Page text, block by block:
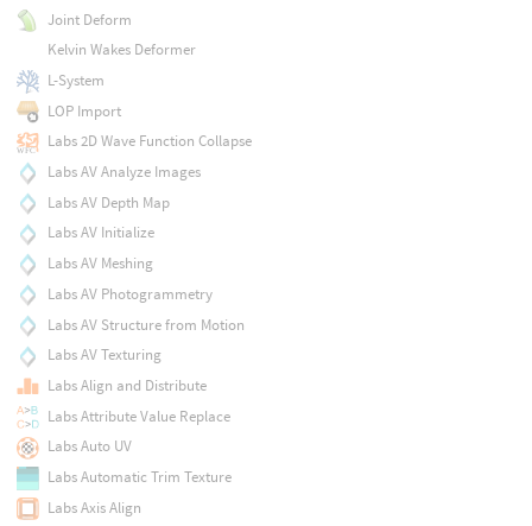
Joint Deform
Kelvin Wakes Deformer
L-System
LOP Import
Labs 2D Wave Function Collapse
Labs AV Analyze Images
Labs AV Depth Map
Labs AV Initialize
Labs AV Meshing
Labs AV Photogrammetry
Labs AV Structure from Motion
Labs AV Texturing
Labs Align and Distribute
Labs Attribute Value Replace
Labs Auto UV
Labs Automatic Trim Texture
Labs Axis Align